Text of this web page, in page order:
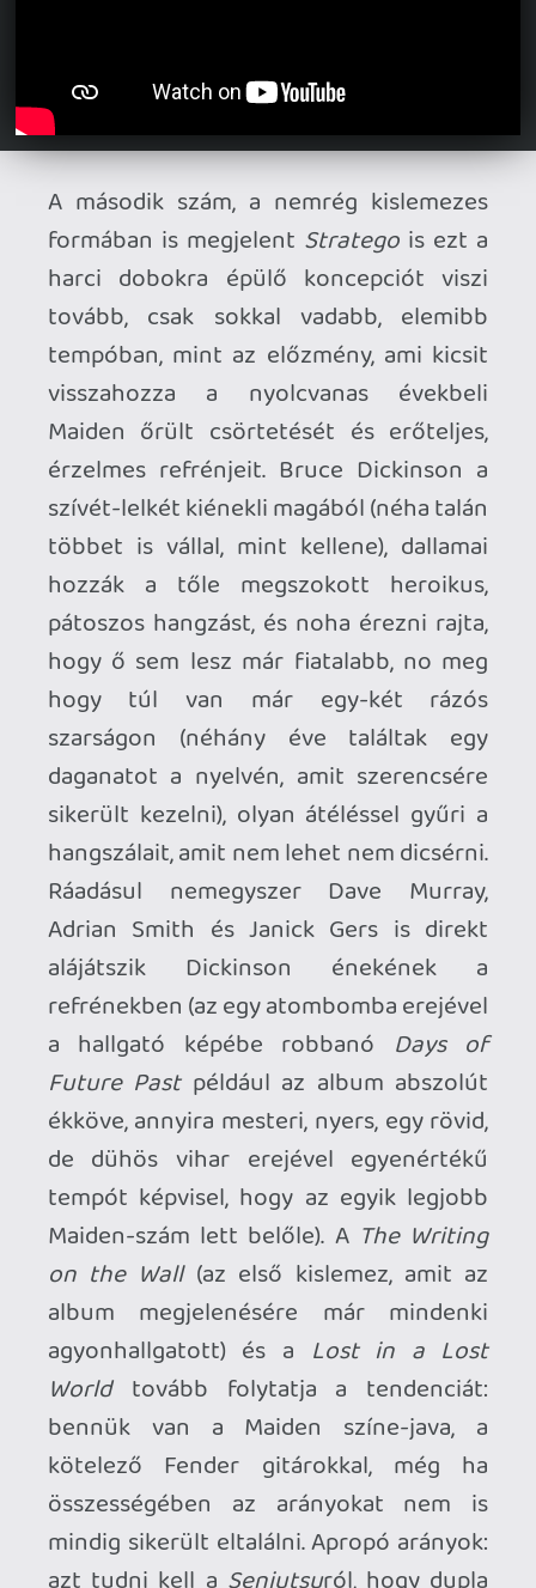
kis funkciója van, amelyet az összetett,
mély dalszöveg és Dickinson éneke fog
össze egy egységes, kerek egésszé, az
első pillanattól az utolsóig. A lemezt záró
Hell on Earthnek sem áll annyira rosszul
az a több mint 11 perc: a lágy intro után
hirtelen belevágnak a közepébe és a
melankolikus felvezetést egy totál oda
nem illő durva csörte követi, viszont a
végére visszafordíthatatlanul leül a
lelkesedés. A The Parchmentmég
rosszabbul járt: gyakorlatilag három-
négy percet nyugodtan le lehetett volna
vágni belőle és hozzárakni a
Future Pasthez (ami meg túl rövid),
rengeteg benne a felesleges témázgatás
mindenféle funkció nélkül, és a többedik
hallgatás után már nem állod meg, hogy
ne lépj át a következő számra.
Lényegében ugyanaz az építkezés a
lemez utolsó három dalában, torzítatlan
gitár és basszus bevezetővel (jó hosszan
elnyújtva), majd az egész banda együttes
erejének megmutatásával, aztán végül a
kört bezáró visszatéréssel a kezdeti
hangjegyekhez – még mindig többször
működik, mint amennyiszer nem, de
azért valaki szólhatott volna Harrisnek,
hogy egy kicsit vegyen vissza. A kevesebb
több alapelve már csak azért is érvényes,
az előbb említett
Senjutsu,Lost in a Lost
World, vagy épp a mind dallamaiban, mind
szövegében kissé gyengeThe Time
és az Aces High
felfogható Darkest Hour(amit Winston
Churchill 1940-es beszéde inspirált,
amelyet a dunkerque-icsata után
mondott, amivel kirángatta az angol
népet a depresszió feneketlen gödréből)
egészen jól elvan a maga bő lére
eresztett idejével, és pont azelőtt vágják
el, mielőtt kezdene unalmas lenni.